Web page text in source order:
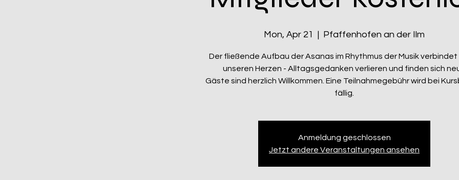
Mon, Apr 21
  |
Pfaffenhofen an der Ilm
Der fließende Aufbau der Asanas im Rhythmus der Musik
unseren Herzen - Alltagsgedanken verlieren und finden sich
Gäste sind herzlich Willkommen. Eine Teilnahmegebühr wird bei
fällig.
Anmeldung geschlossen
Jetzt andere Veranstaltungen ansehen